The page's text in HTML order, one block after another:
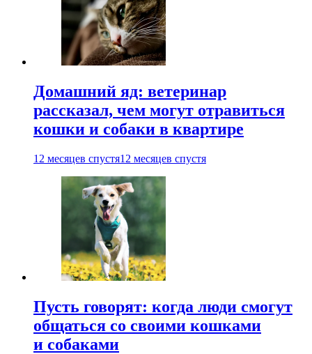
Домашний яд: ветеринар
рассказал, чем могут отравиться
кошки и собаки в квартире
12 месяцев спустя12 месяцев спустя
Пусть говорят: когда люди смогут
общаться со своими кошками
и собаками